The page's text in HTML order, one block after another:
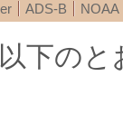
ADS-B NOAA
下の